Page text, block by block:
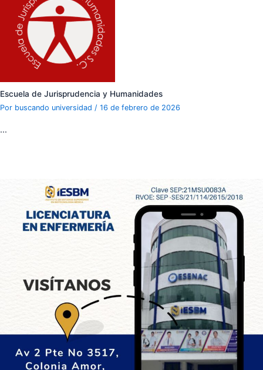
Escuela de Jurisprudencia y Humanidades
Por buscando universidad / 16 de febrero de 2026
…